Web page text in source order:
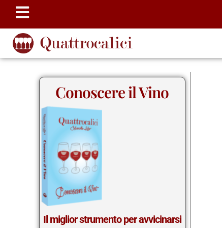
Conoscere il Vino
Il miglior strumento per avvicinarsi